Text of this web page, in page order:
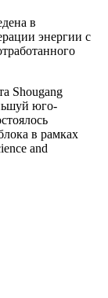
в
энергии с
Shougang
юго-
в рамках
and